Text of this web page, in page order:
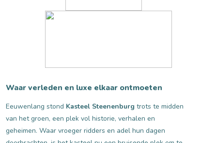
Waar verleden en luxe elkaar ontmoeten
Eeuwenlang stond Kasteel Steenenburg trots te midden
van het groen, een plek vol historie, verhalen en
geheimen. Waar vroeger ridders en adel hun dagen